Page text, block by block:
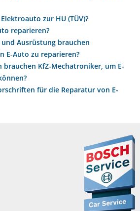
zur HU (TÜV)?
reparieren?
und Ausrüstung brauchen
E-Auto zu reparieren?
brauchen KfZ-Mechatroniker, um E-
für die Reparatur von E-